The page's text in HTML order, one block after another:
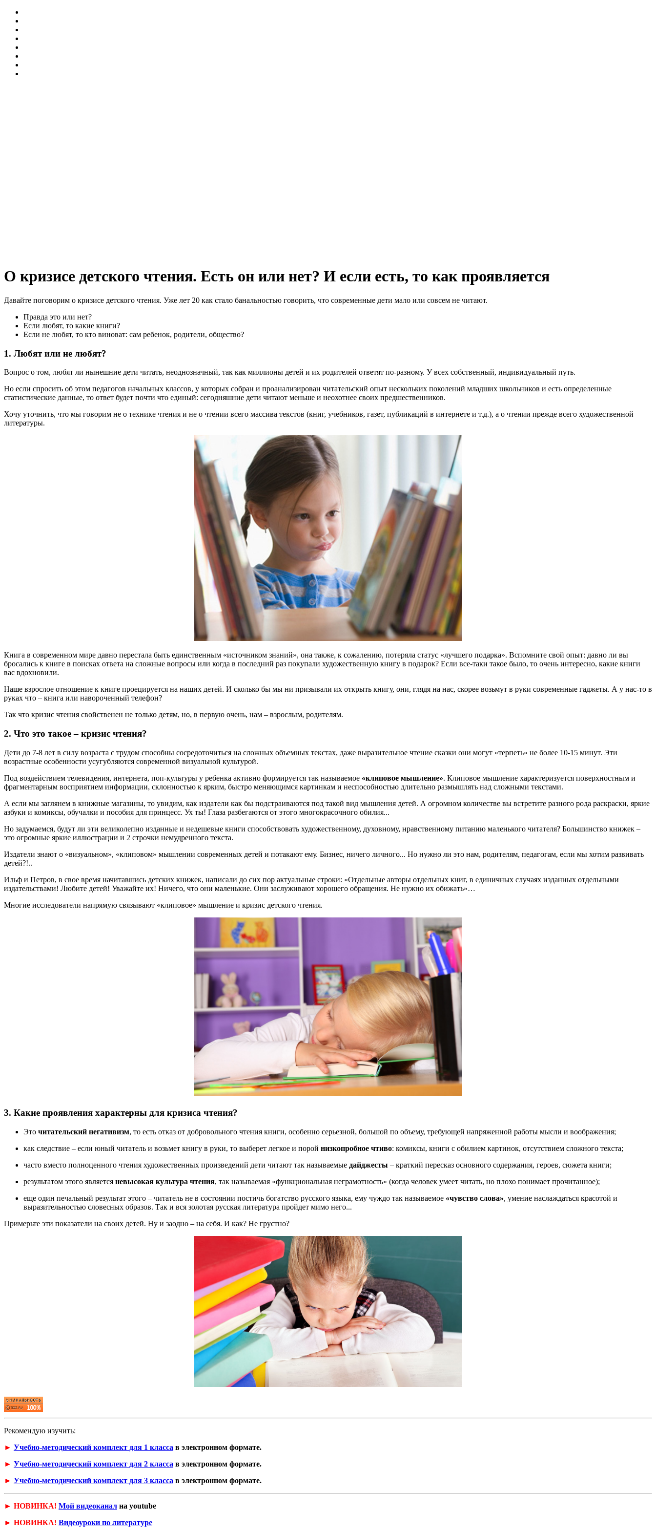
О кризисе детского чтения. Есть он или нет? И если есть, то как проявляется
Давайте поговорим о кризисе детского чтения. Уже лет 20 как стало банальностью говорить, что современные дети мало или совсем не читают.
Правда это или нет?
Если любят, то какие книги?
Если не любят, то кто виноват: сам ребенок, родители, общество?
1. Любят или не любят?
Вопрос о том, любят ли нынешние дети читать, неоднозначный, так как миллионы детей и их родителей ответят по-разному. У всех собственный, индивидуальный путь.
Но если спросить об этом педагогов начальных классов, у которых собран и проанализирован читательский опыт нескольких поколений младших школьников и есть определенные
статистические данные, то ответ будет почти что единый: сегодняшние дети читают меньше и неохотнее своих предшественников.
Хочу уточнить, что мы говорим не о технике чтения и не о чтении всего массива текстов (книг, учебников, газет, публикаций в интернете и т.д.), а о чтении прежде всего художественной
литературы.
Книга в современном мире давно перестала быть единственным «источником знаний», она также, к сожалению, потеряла статус «лучшего подарка». Вспомните свой опыт: давно ли вы
бросались к книге в поисках ответа на сложные вопросы или когда в последний раз покупали художественную книгу в подарок? Если все-таки такое было, то очень интересно, какие книги
вас вдохновили.
Наше взрослое отношение к книге проецируется на наших детей. И сколько бы мы ни призывали их открыть книгу, они, глядя на нас, скорее возьмут в руки современные гаджеты. А у нас-то в
руках что – книга или навороченный телефон?
Так что кризис чтения свойственен не только детям, но, в первую очень, нам – взрослым, родителям.
2. Что это такое – кризис чтения?
Дети до 7-8 лет в силу возраста с трудом способны сосредоточиться на сложных объемных текстах, даже выразительное чтение сказки они могут «терпеть» не более 10-15 минут. Эти
возрастные особенности усугубляются современной визуальной культурой.
Под воздействием телевидения, интернета, поп-культуры у ребенка активно формируется так называемое «клиповое мышление». Клиповое мышление характеризуется поверхностным и
фрагментарным восприятием информации, склонностью к ярким, быстро меняющимся картинкам и неспособностью длительно размышлять над сложными текстами.
А если мы заглянем в книжные магазины, то увидим, как издатели как бы подстраиваются под такой вид мышления детей. А огромном количестве вы встретите разного рода раскраски, яркие
азбуки и комиксы, обучалки и пособия для принцесс. Ух ты! Глаза разбегаются от этого многокрасочного обилия...
Но задумаемся, будут ли эти великолепно изданные и недешевые книги способствовать художественному, духовному, нравственному питанию маленького читателя? Большинство книжек –
это огромные яркие иллюстрации и 2 строчки немудренного текста.
Издатели знают о «визуальном», «клиповом» мышлении современных детей и потакают ему. Бизнес, ничего личного... Но нужно ли это нам, родителям, педагогам, если мы хотим развивать
детей?!..
Ильф и Петров, в свое время начитавшись детских книжек, написали до сих пор актуальные строки: «Отдельные авторы отдельных книг, в единичных случаях изданных отдельными
издательствами! Любите детей! Уважайте их! Ничего, что они маленькие. Они заслуживают хорошего обращения. Не нужно их обижать»…
Многие исследователи напрямую связывают «клиповое» мышление и кризис детского чтения.
3. Какие проявления характерны для кризиса чтения?
Это читательский негативизм, то есть отказ от добровольного чтения книги, особенно серьезной, большой по объему, требующей напряженной работы мысли и воображения;
как следствие – если юный читатель и возьмет книгу в руки, то выберет легкое и порой низкопробное чтиво: комиксы, книги с обилием картинок, отсутствием сложного текста;
часто вместо полноценного чтения художественных произведений дети читают так называемые дайджесты – краткий пересказ основного содержания, героев, сюжета книги;
результатом этого является невысокая культура чтения, так называемая «функциональная неграмотность» (когда человек умеет читать, но плохо понимает прочитанное);
еще один печальный результат этого – читатель не в состоянии постичь богатство русского языка, ему чуждо так называемое «чувство слова», умение наслаждаться красотой и
выразительностью словесных образов. Так и вся золотая русская литература пройдет мимо него...
Примерьте эти показатели на своих детей. Ну и заодно – на себя. И как? Не грустно?
Рекомендую изучить:
► Учебно-методический комплект для 1 класса в электронном формате.
► Учебно-методический комплект для 2 класса в электронном формате.
► Учебно-методический комплект для 3 класса в электронном формате.
► НОВИНКА! Мой видеоканал на youtube
► НОВИНКА! Видеоуроки по литературе